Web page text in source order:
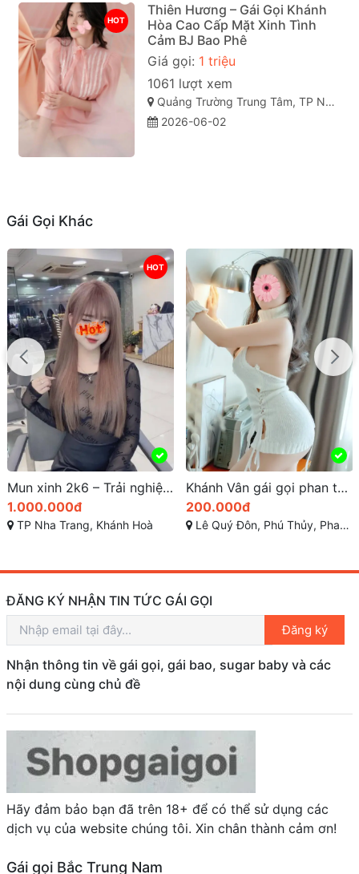
HOT
Thiên Hương – Gái Gọi Khánh
Hòa Cao Cấp Mặt Xinh Tình
Cảm BJ Bao Phê
Giá gọi: 1 triệu
1061 lượt xem
Quảng Trường Trung Tâm, TP Nha Trang, Khánh Hòa
2026-06-02
Gái Gọi Khác
HOT
Mun xinh 2k6 – Trải nghiệm gái gọi nha trang cao cấp sang trọng Vip Nhất Khánh Hòa
1.000.000đ
TP Nha Trang, Khánh Hoà
Khánh Vân gái gọi phan thiết ghi điểm bởi khả năng làm tình điêu luyện
200.000đ
Lê Quý Đôn, Phú Thủy, Phan Thiết, Bình Thuận
ĐĂNG KÝ NHẬN TIN TỨC GÁI GỌI
Đăng ký
Nhận thông tin về gái gọi, gái bao, sugar baby và các
nội dung cùng chủ đề
Hãy đảm bảo bạn đã trên 18+ để có thể sử dụng các
dịch vụ của website chúng tôi. Xin chân thành cảm ơn!
Gái gọi Bắc Trung Nam